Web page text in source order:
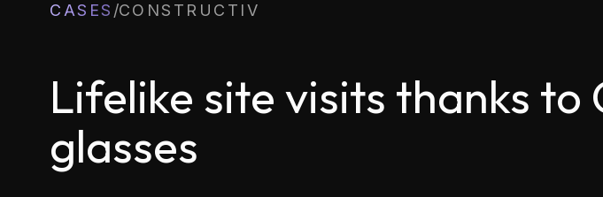
CASES /CONSTRUCTIV
Lifelike site visits thanks to
glasses